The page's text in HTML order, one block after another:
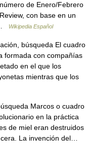
de Enero/Febrero
con base en un
Wikipedia Español
búsqueda El cuadro
formada con compañías
en el que los
mientras que los
Marcos o cuadro
en la práctica
de miel eran destruidos
La invención del…